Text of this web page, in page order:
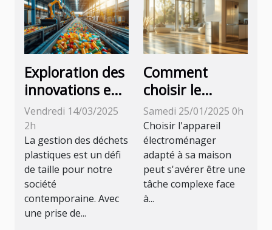
Exploration des
innovations en
recyclage des
plastiques dans
l'industrie
Vendredi 14/03/2025
2h
La gestion des déchets
plastiques est un défi
de taille pour notre
société
contemporaine. Avec
une prise de...
Comment
choisir le
meilleur
appareil
électroménager
pour votre
maison
Samedi 25/01/2025 0h
Choisir l'appareil
électroménager
adapté à sa maison
peut s'avérer être une
tâche complexe face
à...